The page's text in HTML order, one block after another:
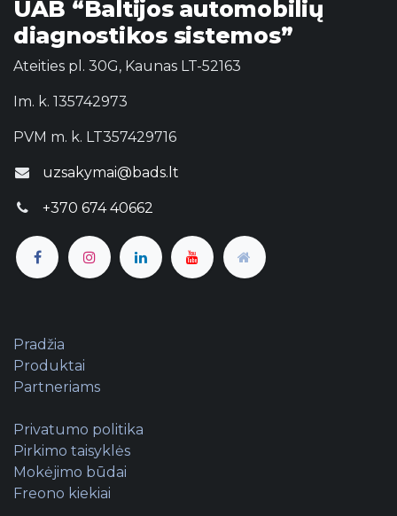
UAB “Baltijos automobilių
diagnostikos sistemos”
Ateities pl. 30G, Kaunas LT-52163
Im. k. 135742973
PVM m. k. LT357429716
uzsakymai@bads.lt
+370 674 40662
Pradžia
Produktai
Partneriams
Privatumo politika
Pirkimo taisyklės
Mokėjimo būdai
Freono kiekiai